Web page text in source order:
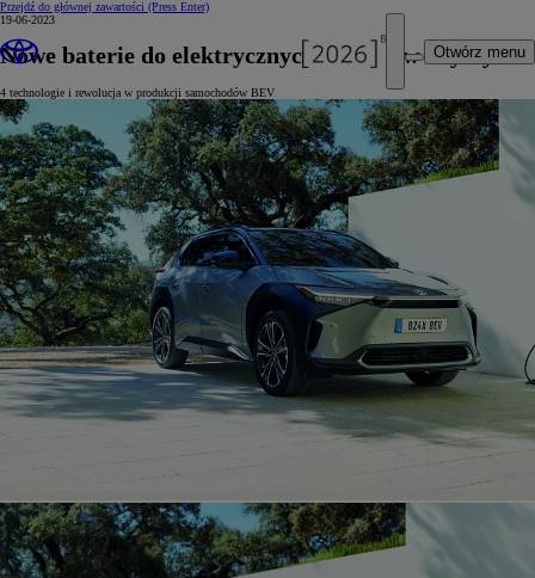
Przejdź do głównej zawartości (Press Enter)
Otwórz menu
19-06-2023
Nowe baterie do elektrycznych pojazdów Toyoty
4 technologie i rewolucja w produkcji samochodów BEV